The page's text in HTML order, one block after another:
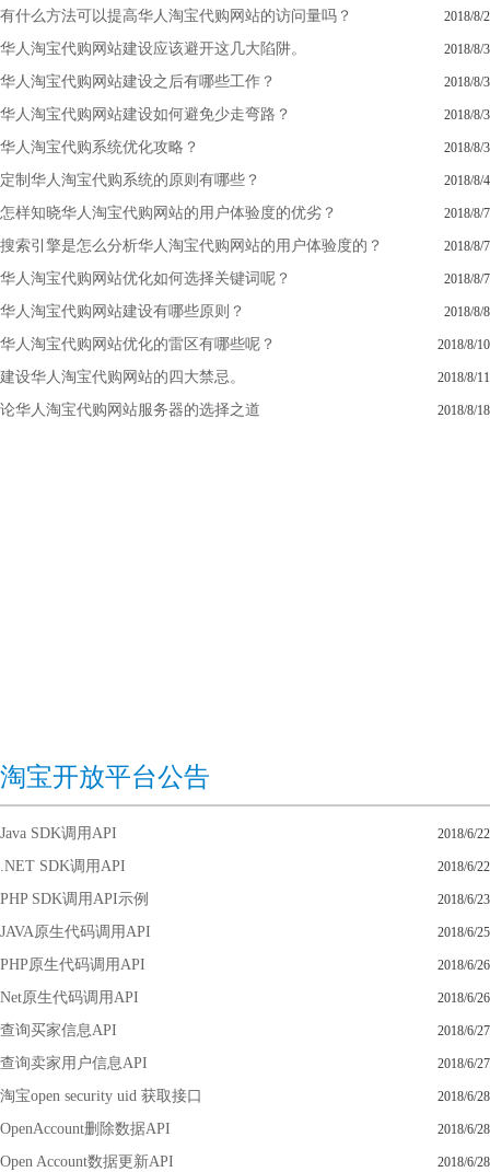
有什么方法可以提高华人淘宝代购网站的访问量吗？ 2018/8/2
华人淘宝代购网站建设应该避开这几大陷阱。 2018/8/3
华人淘宝代购网站建设之后有哪些工作？ 2018/8/3
华人淘宝代购网站建设如何避免少走弯路？ 2018/8/3
华人淘宝代购系统优化攻略？ 2018/8/3
定制华人淘宝代购系统的原则有哪些？ 2018/8/4
怎样知晓华人淘宝代购网站的用户体验度的优劣？ 2018/8/7
搜索引擎是怎么分析华人淘宝代购网站的用户体验度的？ 2018/8/7
华人淘宝代购网站优化如何选择关键词呢？ 2018/8/7
华人淘宝代购网站建设有哪些原则？ 2018/8/8
华人淘宝代购网站优化的雷区有哪些呢？ 2018/8/10
建设华人淘宝代购网站的四大禁忌。 2018/8/11
论华人淘宝代购网站服务器的选择之道 2018/8/18
淘宝开放平台公告
Java SDK调用API 2018/6/22
.NET SDK调用API 2018/6/22
PHP SDK调用API示例 2018/6/23
JAVA原生代码调用API 2018/6/25
PHP原生代码调用API 2018/6/26
Net原生代码调用API 2018/6/26
查询买家信息API 2018/6/27
查询卖家用户信息API 2018/6/27
淘宝open security uid 获取接口 2018/6/28
OpenAccount删除数据API 2018/6/28
Open Account数据更新API 2018/6/28